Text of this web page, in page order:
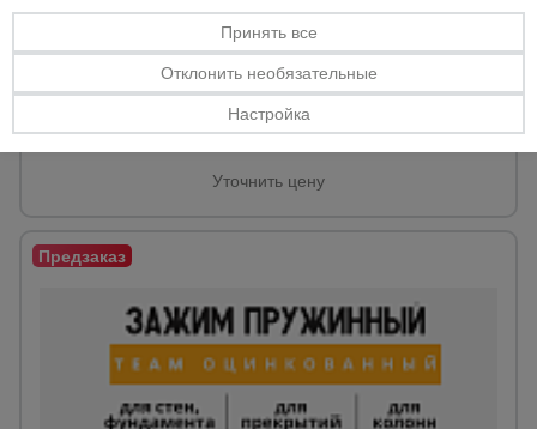
Пружинный зажим для опалубки Промышленник TVT
усиленный
Уточнить цену
Принять все
Отклонить необязательные
Настройка